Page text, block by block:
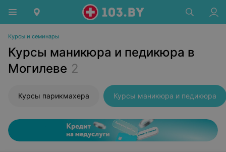
Курсы и семинары
Курсы маникюра и педикюра в
Могилеве 2
Курсы парикмахера Курсы маникюра и педикюра